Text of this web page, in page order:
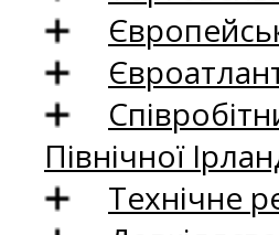
Північної
Технічне